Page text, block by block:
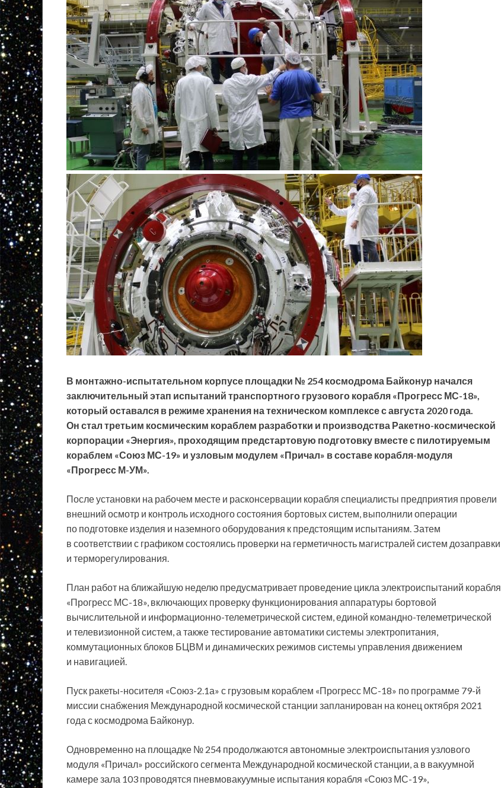
В монтажно-испытательном корпусе площадки № 254 космодрома Байконур начался
заключительный этап испытаний транспортного грузового корабля «Прогресс МС-18»,
который оставался в режиме хранения на техническом комплексе с августа 2020 года.
Он стал третьим космическим кораблем разработки и производства Ракетно-космической
корпорации «Энергия», проходящим предстартовую подготовку вместе с пилотируемым
кораблем «Союз МС-19» и узловым модулем «Причал» в составе корабля-модуля
«Прогресс М-УМ».
После установки на рабочем месте и расконсервации корабля специалисты предприятия провели
внешний осмотр и контроль исходного состояния бортовых систем, выполнили операции
по подготовке изделия и наземного оборудования к предстоящим испытаниям. Затем
в соответствии с графиком состоялись проверки на герметичность магистралей систем дозаправки
и терморегулирования.
План работ на ближайшую неделю предусматривает проведение цикла электроиспытаний корабля
«Прогресс МС-18», включающих проверку функционирования аппаратуры бортовой
вычислительной и информационно-телеметрической систем, единой командно-телеметрической
и телевизионной систем, а также тестирование автоматики системы электропитания,
коммутационных блоков БЦВМ и динамических режимов системы управления движением
и навигацией.
Пуск ракеты-носителя «Союз-2.1а» с грузовым кораблем «Прогресс МС-18» по программе 79-й
миссии снабжения Международной космической станции запланирован на конец октября 2021
года с космодрома Байконур.
Одновременно на площадке № 254 продолжаются автономные электроиспытания узлового
модуля «Причал» российского сегмента Международной космической станции, а в вакуумной
камере зала 103 проводятся пневмовакуумные испытания корабля «Союз МС-19»,